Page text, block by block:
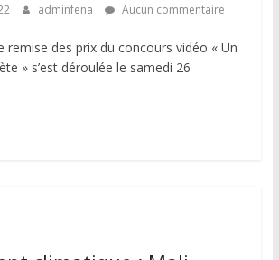
adminfena Aucun commentaire
remise des prix du concours vidéo « Un
» s’est déroulée le samedi 26